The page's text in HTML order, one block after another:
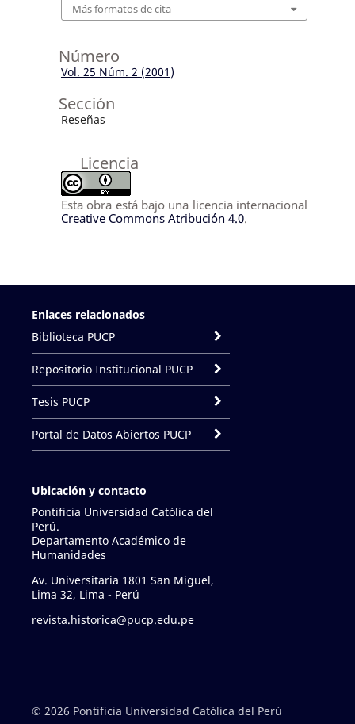
Más formatos de cita
Número
Vol. 25 Núm. 2 (2001)
Sección
Reseñas
Licencia
Esta obra está bajo una licencia internacional
Creative Commons Atribución 4.0.
Enlaces relacionados
Biblioteca PUCP
Repositorio Institucional PUCP
Tesis PUCP
Portal de Datos Abiertos PUCP
Ubicación y contacto
Pontificia Universidad Católica del
Perú.
Departamento Académico de
Humanidades
Av. Universitaria 1801 San Miguel,
Lima 32, Lima - Perú
revista.historica@pucp.edu.pe
© 2026 Pontificia Universidad Católica del Perú